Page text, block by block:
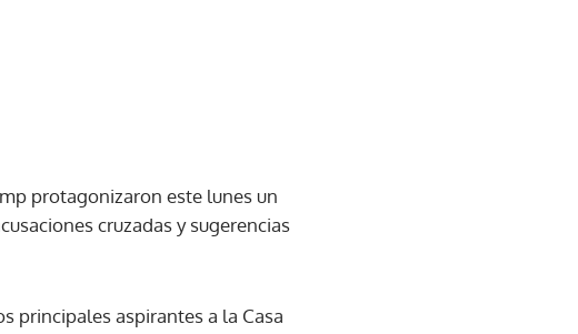
protagonizaron este lunes un
cruzadas y sugerencias
principales aspirantes a la Casa